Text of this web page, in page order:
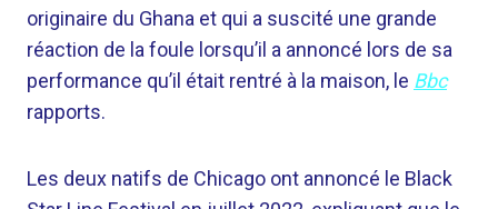
originaire du Ghana et qui a suscité une grande
réaction de la foule lorsqu’il a annoncé lors de sa
performance qu’il était rentré à la maison, le Bbc
rapports.
Les deux natifs de Chicago ont annoncé le Black